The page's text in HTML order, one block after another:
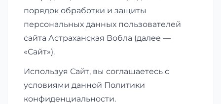
порядок обработки и защиты
персональных данных пользователей
сайта Астраханская Вобла (далее —
«Сайт»).
Используя Сайт, вы соглашаетесь с
условиями данной Политики
конфиденциальности.